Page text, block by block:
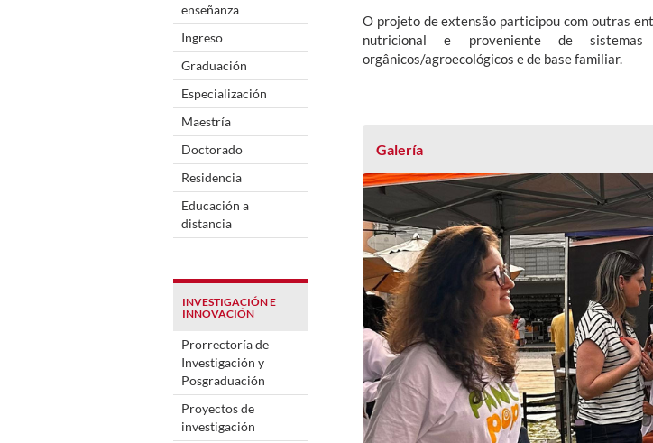
enseñanza
Ingreso
Graduación
Especialización
Maestría
Doctorado
Residencia
Educación a
distancia
INVESTIGACIÓN E
INNOVACIÓN
Prorrectoría de
Investigación y
Posgraduación
Proyectos de
investigación
O projeto de extensão participou com outras
nutricional e proveniente de sistemas
orgânicos/agroecológicos e de base familiar.
Galería